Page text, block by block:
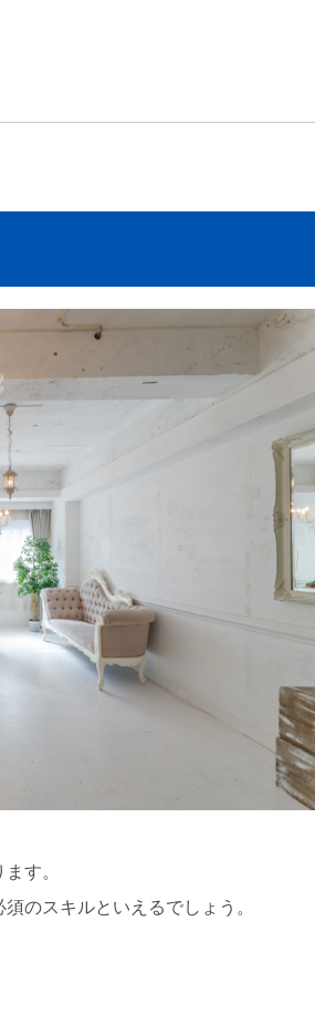
す。
のスキルといえるでしょう。